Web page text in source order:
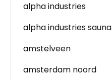
alpha industries
alpha industries sauna
amstelveen
amsterdam noord